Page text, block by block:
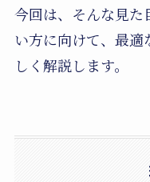
今回は、そんな見た
い方に向けて、最
しく解説します。